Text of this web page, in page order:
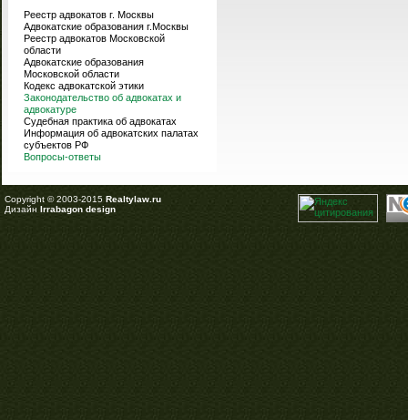
Реестр адвокатов г. Москвы
Адвокатские образования г.Москвы
Реестр адвокатов Московской
области
Адвокатские образования
Московской области
Кодекс адвокатской этики
Законодательство об адвокатах и
адвокатуре
Судебная практика об адвокатах
Информация об адвокатских палатах
субъектов РФ
Вопросы-ответы
Copyright © 2003-2015 Realtylaw.ru
Дизайн Irrabagon design